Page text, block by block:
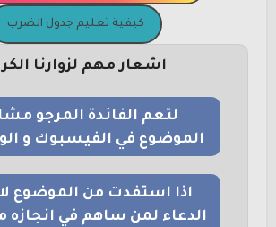
كيفية تعليم جدول الضرب
اشعار مهم لزوارنا
لتعم الفائدة المرجو
الموضوع في الفيسبوك و
اذا استفدت من الموضوع
الدعاء لمن ساهم في انجازه